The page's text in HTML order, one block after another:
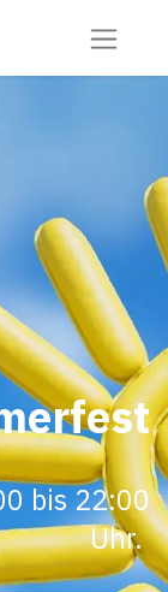
bis 22:00
Uhr.